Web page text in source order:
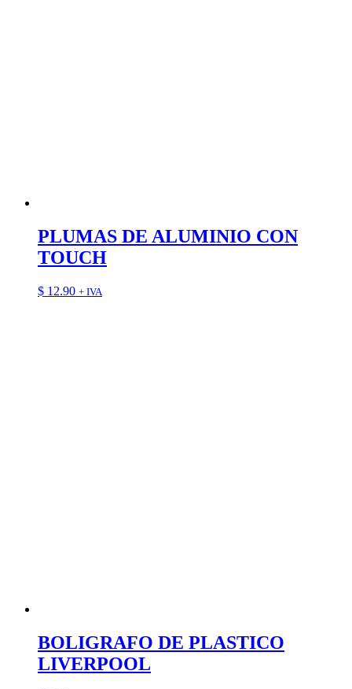
PLUMAS DE ALUMINIO CON
TOUCH
$ 12.90 + IVA
BOLIGRAFO DE PLASTICO
LIVERPOOL